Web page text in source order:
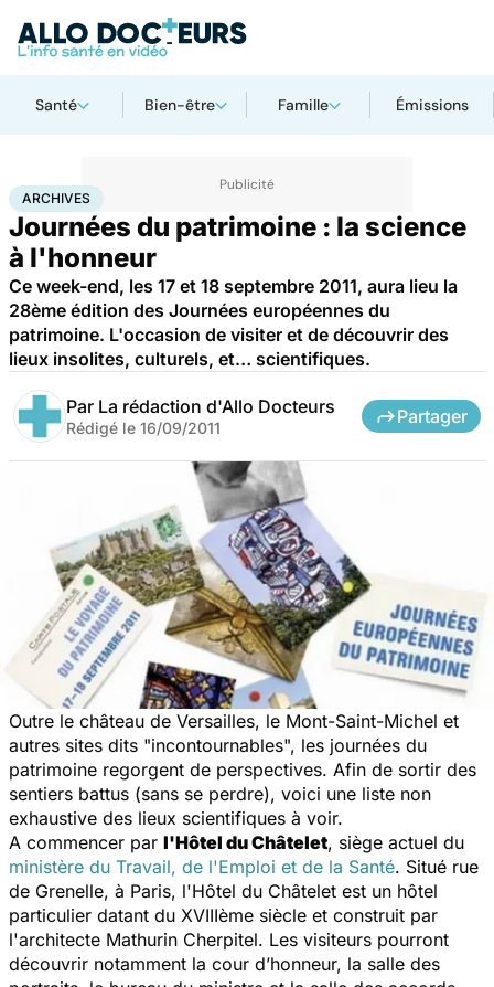
Santé Bien-être Famille Émissions
AccueilSantéArchives
ARCHIVES
Journées du patrimoine : la science
à l'honneur
Ce week-end, les 17 et 18 septembre 2011, aura lieu la
28ème édition des Journées européennes du
patrimoine. L'occasion de visiter et de découvrir des
lieux insolites, culturels, et… scientifiques.
Par La rédaction d'Allo Docteurs
Rédigé le 16/09/2011
Partager
Outre le château de Versailles, le Mont-Saint-Michel et
autres sites dits "incontournables", les journées du
patrimoine regorgent de perspectives. Afin de sortir des
sentiers battus (sans se perdre), voici une liste non
exhaustive des lieux scientifiques à voir.
A commencer par l'Hôtel du Châtelet, siège actuel du
ministère du Travail, de l'Emploi et de la Santé. Situé rue
de Grenelle, à Paris, l'Hôtel du Châtelet est un hôtel
particulier datant du XVIIIème siècle et construit par
l'architecte Mathurin Cherpitel. Les visiteurs pourront
découvrir notamment la cour d’honneur, la salle des